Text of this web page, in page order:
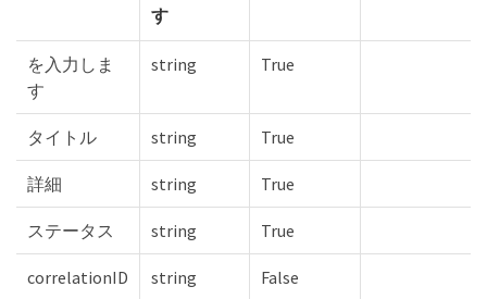
す
を入力しま
す
string True
タイトル string True
詳細 string True
ステータス string True
correlationID string False